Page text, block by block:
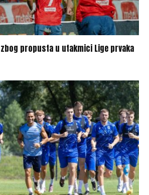
zbog propusta u utakmici Lige prvaka